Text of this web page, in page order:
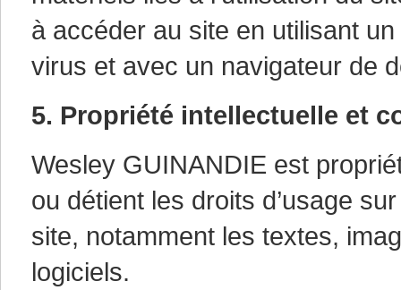
à accéder au site en utilisant
virus et avec un navigateur de
5. Propriété intellectuelle et
Wesley GUINANDIE est
ou détient les droits d’usage
site, notamment les textes,
logiciels.